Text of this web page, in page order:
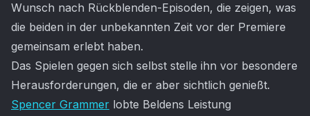
Wunsch nach Rückblenden-Episoden, die zeigen, was
die beiden in der unbekannten Zeit vor der Premiere
gemeinsam erlebt haben.
Das Spielen gegen sich selbst stelle ihn vor besondere
Herausforderungen, die er aber sichtlich genießt.
Spencer Grammer lobte Beldens Leistung